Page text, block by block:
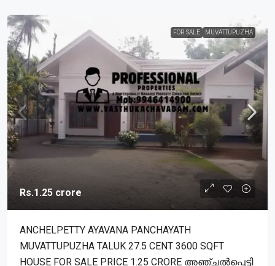
FOR SALE MUVATTUPUZHA
Rs.1.25 crore
ANCHELPETTY AYAVANA PANCHAYATH
MUVATTUPUZHA TALUK 27.5 CENT 3600 SQFT
HOUSE FOR SALE PRICE 1.25 CRORE അഞ്ചൽപ്പെട്ടി